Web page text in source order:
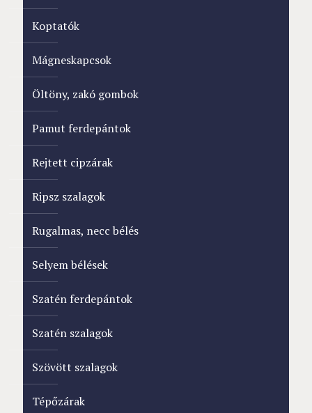
Koptatók
Mágneskapcsok
Öltöny, zakó gombok
Pamut ferdepántok
Rejtett cipzárak
Ripsz szalagok
Rugalmas, necc bélés
Selyem bélések
Szatén ferdepántok
Szatén szalagok
Szövött szalagok
Tépőzárak